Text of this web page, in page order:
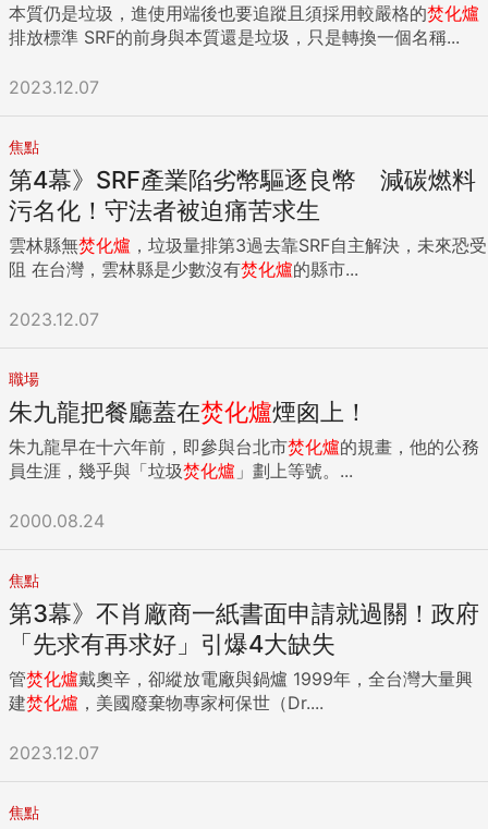
本質仍是垃圾，進使用端後也要追蹤且須採用較嚴格的焚化爐
排放標準 SRF的前身與本質還是垃圾，只是轉換一個名稱...
2023.12.07
焦點
第4幕》SRF產業陷劣幣驅逐良幣 減碳燃料
污名化！守法者被迫痛苦求生
雲林縣無焚化爐 ，垃圾量排第3過去靠SRF自主解決，未來恐受
阻 在台灣，雲林縣是少數沒有焚化爐的縣市...
2023.12.07
職場
朱九龍把餐廳蓋在焚化爐煙囪上！
朱九龍早在十六年前，即參與台北市焚化爐的規畫，他的公務
員生涯，幾乎與「垃圾焚化爐 」劃上等號。...
2000.08.24
焦點
第3幕》不肖廠商一紙書面申請就過關！政府
「先求有再求好」引爆4大缺失
管焚化爐戴奧辛，卻縱放電廠與鍋爐 1999年，全台灣大量興
建焚化爐 ，美國廢棄物專家柯保世（Dr....
2023.12.07
焦點